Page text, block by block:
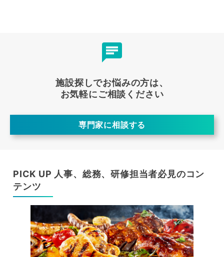
施設探しでお悩みの方は、
お気軽にご相談ください
専門家に相談する
PICK UP 人事、総務、研修担当者必見のコン
テンツ